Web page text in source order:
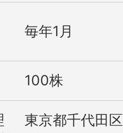
毎年1月
100株
東京都千代田